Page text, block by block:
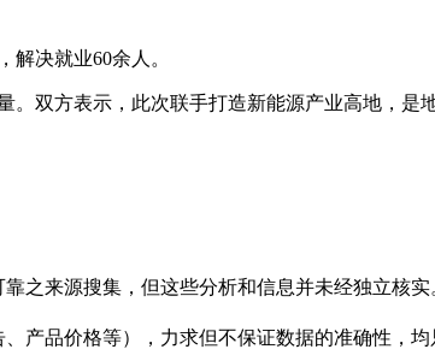
决就业60余人。
双方表示，此次联手打造新能源产业高地，是
之来源搜集，但这些分析和信息并未经独立核
产品价格等），力求但不保证数据的准确性，